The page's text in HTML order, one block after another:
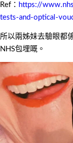
Ref： https://
tests-and-optical-
所以兩姊妹去驗眼都
NHS包埋嘅。